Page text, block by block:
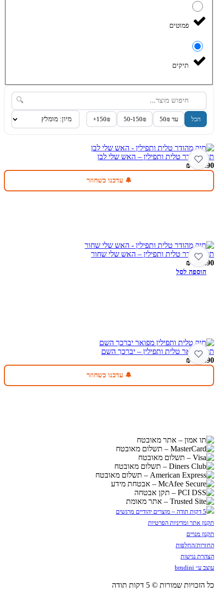
פמוטים
תיקים
🔍
הכל עד 50₪ 50-150₪
150₪+
תיק מהודר טלית ותפילין – האש שלי לבן
289.90
₪
🔔 עדכנו כשחוזר
תיק מהודר טלית ותפילין – האש שלי שחור
289.90
₪
הוספה לסל
תיק מפואר טלית ותפילין – יברכך השם
289.90
₪
🔔 עדכנו כשחוזר
תקנון אתר ומדיניות הפרטיות
תקנון מנויים
החזרות/החלפות
הצהרת נגישות
עוצב ע״ brndini
כל הזכויות שמורות © 5 דקות תודה